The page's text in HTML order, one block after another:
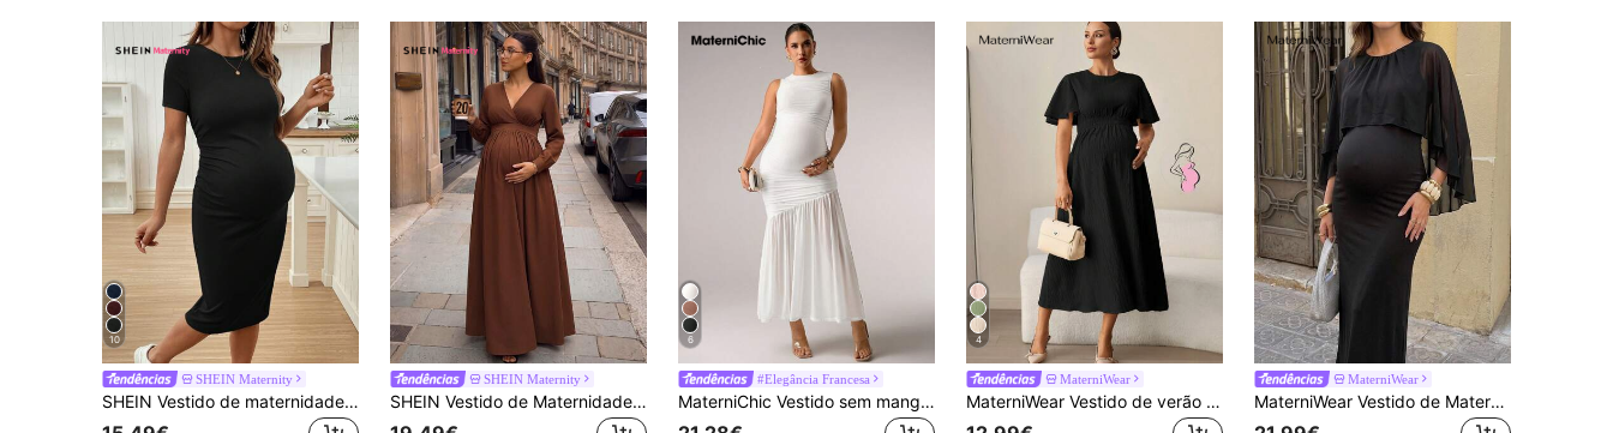
10
SHEIN Maternity
SHEIN Vestido de maternidade justo com decote redondo e manga curta e cor sólida
SHEIN Maternity
SHEIN Vestido de Maternidade de Manga Comprida com Frente Franzida Profunda, Cintura Cruzada, Costas Franzidas e Corte em A
6
#Elegância Francesa
MaterniChic Vestido sem mangas com decote redondo e babados para maternidade, cor sólida
4
MaterniWear
MaterniWear Vestido de verão casual para gestantes, cor sólida, gola redonda e manga curta.
MaterniWear
MaterniWear Vestido de Maternidade Preto de Cor Lisa com Franzidos e Cruzado, Moda para Sessão Fotográfica, Outono